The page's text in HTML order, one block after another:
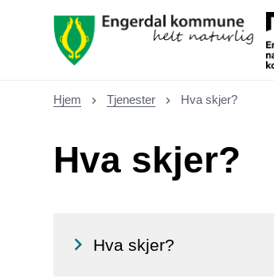
Asylmottaket
Du er her:
Hjem Tjenester Hva skjer?
Hva skjer?
Hva skjer?